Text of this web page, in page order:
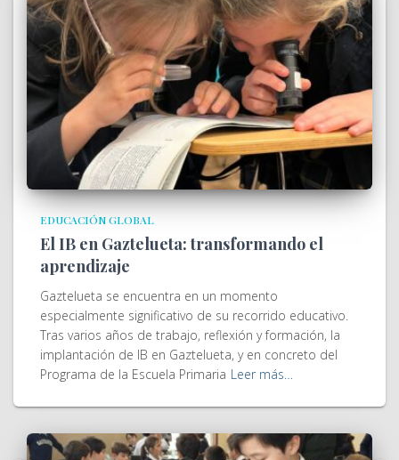
EDUCACIÓN GLOBAL
El IB en Gaztelueta: transformando el
aprendizaje
Gaztelueta se encuentra en un momento
especialmente significativo de su recorrido educativo.
Tras varios años de trabajo, reflexión y formación, la
implantación de IB en Gaztelueta, y en concreto del
Programa de la Escuela Primaria Leer más…